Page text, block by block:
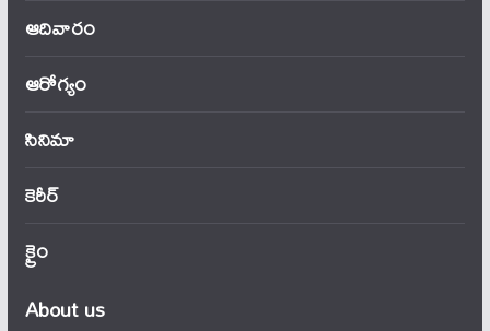
ఆదివారం
ఆరోగ్యం
సినిమా
కెరీర్
క్రైం
About us